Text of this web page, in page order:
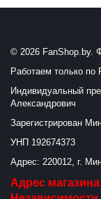
© 2026 FanShop.by.
Работаем только по
Индивидуальный
Александрович
Зарегистрирован
УНП 192674373
Адрес: 220012, г.
Адрес